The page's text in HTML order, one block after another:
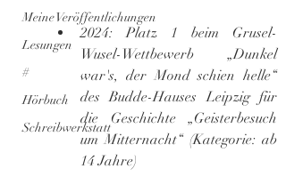
Meine Veröffentlichungen
Lesungen
#
Hörbuch
Schreibwerkstatt
2024: Platz 1 beim Grusel-
Wusel-Wettbewerb „Dunkel
war's, der Mond schien helle“
des Budde-Hauses Leipzig für
die Geschichte „Geisterbesuch
um Mitternacht“ (Kategorie: ab
14 Jahre)